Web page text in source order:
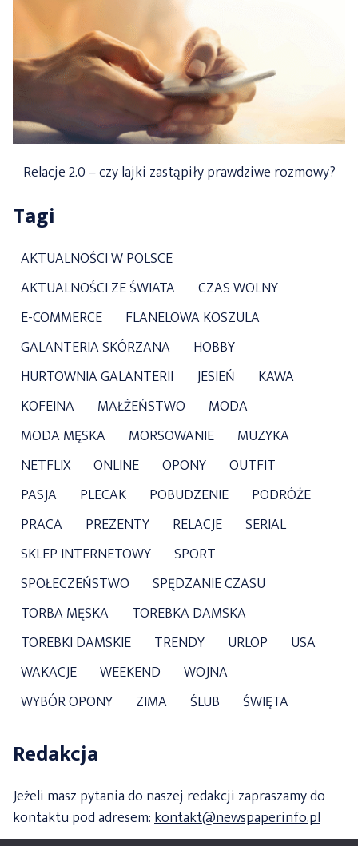
Relacje 2.0 – czy lajki zastąpiły prawdziwe rozmowy?
Tagi
AKTUALNOŚCI W POLSCE
AKTUALNOŚCI ZE ŚWIATA
CZAS WOLNY
E-COMMERCE
FLANELOWA KOSZULA
GALANTERIA SKÓRZANA
HOBBY
HURTOWNIA GALANTERII
JESIEŃ
KAWA
KOFEINA
MAŁŻEŃSTWO
MODA
MODA MĘSKA
MORSOWANIE
MUZYKA
NETFLIX
ONLINE OPONY
OUTFIT
PASJA
PLECAK POBUDZENIE
PODRÓŻE
PRACA
PREZENTY RELACJE
SERIAL
SKLEP INTERNETOWY
SPORT
SPOŁECZEŃSTWO
SPĘDZANIE CZASU
TORBA MĘSKA
TOREBKA DAMSKA
TOREBKI DAMSKIE
TRENDY URLOP
USA
WAKACJE
WEEKEND
WOJNA
WYBÓR OPONY
ZIMA ŚLUB ŚWIĘTA
Redakcja
Jeżeli masz pytania do naszej redakcji zapraszamy do
kontaktu pod adresem:kontakt@newspaperinfo.pl